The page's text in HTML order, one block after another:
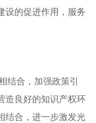
设的促进作用，服务
造良好的知识产权环
结合，进一步激发光